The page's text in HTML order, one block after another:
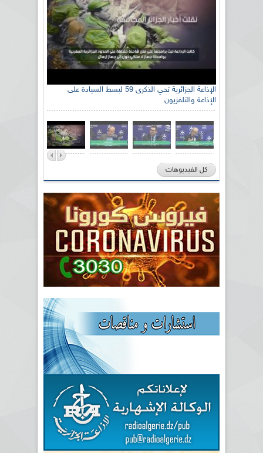
الإذاعة الجزائرية تحي الذكرى 59 لبسط السيادة على
الإذاعة والتلفزيون
رئيس اللجنة الوطنية الجزائرية للتضامن مع الشعب
الصحراوي السيد سعيد العياشي
كل الفيديوهات